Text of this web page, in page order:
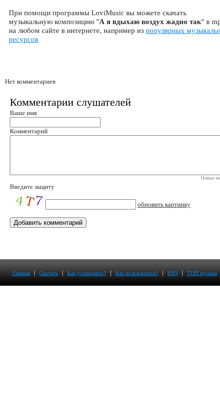
При помощи программы LoviMusic вы можете скачать
музыкальную композицию "А я вдыхаю воздух жадно так" в
на любом сайте в интернете, например из популярных
ресурсов
Нет комментариев
Комментарии слушателей
Ваше имя
Комментарий
Новые
Введите защиту
обновить картинку
Главная | Скачать | Как установить? | Как пользоваться? | FAQ | ТОП музыки